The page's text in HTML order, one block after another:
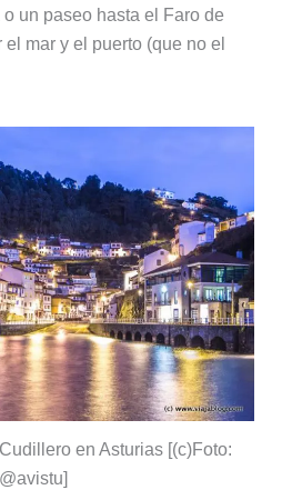
un paseo hasta el Faro de
mar y el puerto (que no el
en Asturias [(c)Foto:
@avistu]